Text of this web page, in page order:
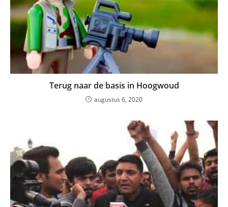
Terug naar de basis in Hoogwoud
augustus 6, 2020